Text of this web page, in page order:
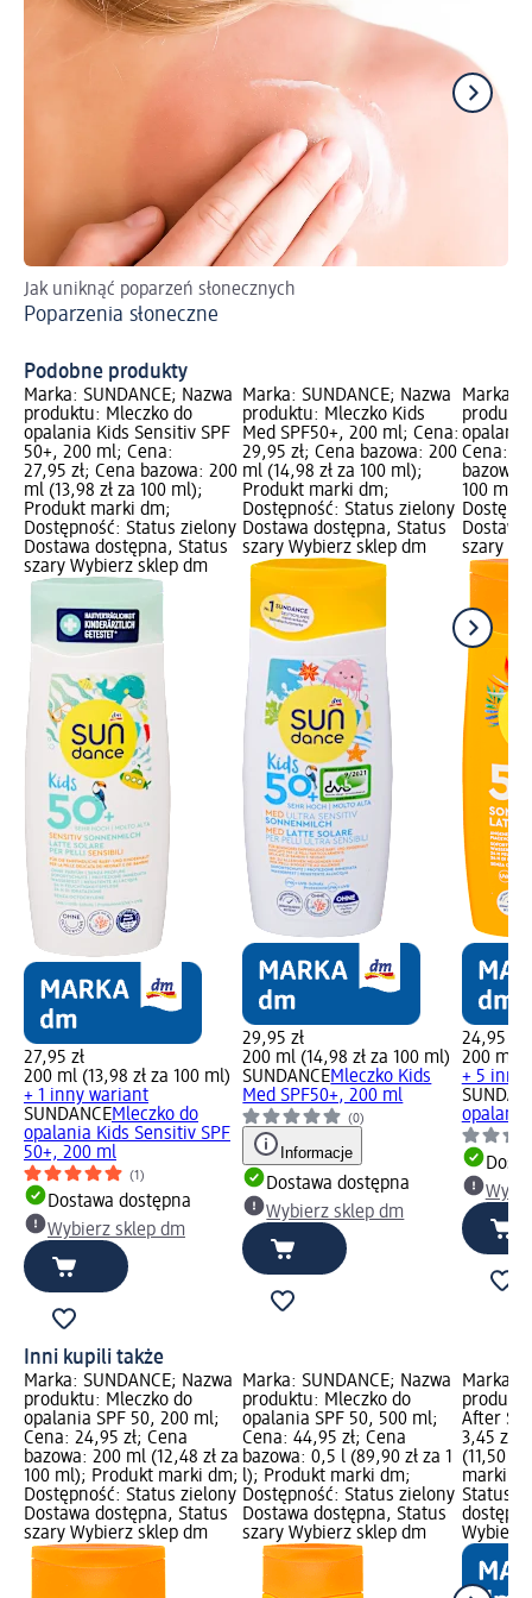
Jak uniknąć poparzeń słonecznych
Poparzenia słoneczne
Podobne produkty
Marka: SUNDANCE; Nazwa
produktu: Mleczko do
opalania Kids Sensitiv SPF
50+, 200 ml; Cena:
27,95 zł; Cena bazowa: 200
ml (13,98 zł za 100 ml);
Produkt marki dm;
Dostępność: Status zielony
Dostawa dostępna, Status
szary Wybierz sklep dm
27,95 zł
200 ml (13,98 zł za 100 ml)
+ 1 inny wariant
SUNDANCEMleczko do
opalania Kids Sensitiv SPF
50+, 200 ml
(1)
Dostawa dostępna
Wybierz sklep dm
Marka: SUNDANCE; Nazwa
produktu: Mleczko Kids
Med SPF50+, 200 ml; Cena:
29,95 zł; Cena bazowa: 200
ml (14,98 zł za 100 ml);
Produkt marki dm;
Dostępność: Status zielony
Dostawa dostępna, Status
szary Wybierz sklep dm
29,95 zł
200 ml (14,98 zł za 100 ml)
SUNDANCEMleczko Kids
Med SPF50+, 200 ml
(0)
Informacje
Dostawa dostępna
Wybierz sklep dm
Marka:
Cena:
bazowa:
100 ml);
szary
24,95 zł
200 ml
+ 5 inne
opalania
Inni kupili także
Marka: SUNDANCE; Nazwa
produktu: Mleczko do
opalania SPF 50, 200 ml;
Cena: 24,95 zł; Cena
bazowa: 200 ml (12,48 zł za
100 ml); Produkt marki dm;
Dostępność: Status zielony
Dostawa dostępna, Status
szary Wybierz sklep dm
Marka: SUNDANCE; Nazwa
produktu: Mleczko do
opalania SPF 50, 500 ml;
Cena: 44,95 zł; Cena
bazowa: 0,5 l (89,90 zł za 1
l); Produkt marki dm;
Dostępność: Status zielony
Dostawa dostępna, Status
szary Wybierz sklep dm
Marka:
After
3,45 zł;
(11,50
marki
Status
Wybierz